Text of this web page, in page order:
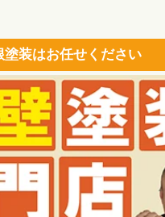
塗装はお任せください